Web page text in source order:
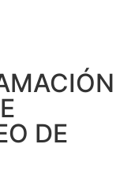
DE